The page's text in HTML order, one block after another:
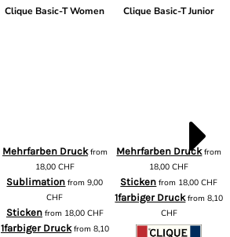
Clique Basic-T Women
Mehrfarben Druckfrom
18,00 CHF
Sublimation from9,00
CHF
Stickenfrom 18,00 CHF
1farbiger Druckfrom 8,10
Clique Basic-T Junior
Mehrfarben Druckfrom
18,00CHF
Sticken from 18,00CHF
1farbiger Druckfrom8,10
CHF